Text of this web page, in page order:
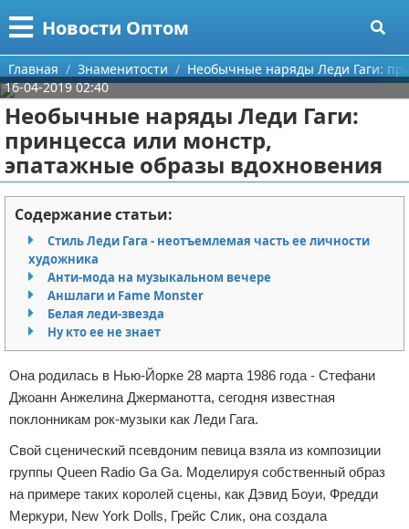
Новости Оптом
Меню
Главная
Категории
Информационные технологии
Автомобили
Знаменитости
Политика
Природа
Философия
Культура
Экономика
Разное
Поиск
О проекте
Контакты
Сотрудничество
Размещение рекламы
Для правообладателей
Условия предоставления информации
Отказ от ответственности
Главная Знаменитости
Необычные наряды Леди Гаги:
16-04-2019 02:40
Необычные наряды Леди Гаги:
принцесса или монстр,
эпатажные образы вдохновения
Содержание статьи:
Стиль Леди Гага - неотъемлемая часть ее личности
художника
Анти-мода на музыкальном вечере
Аншлаги и Fame Monster
Белая леди-звезда
Ну кто ее не знает
Она родилась в Нью-Йорке 28 марта 1986 года - Стефани
Джоанн Анжелина Джерманотта, сегодня известная
поклонникам рок-музыки как Леди Гага.
Свой сценический псевдоним певица взяла из композиции
группы Queen Radio Ga Ga. Моделируя собственный образ
на примере таких королей сцены, как Дэвид Боуи, Фредди
Меркури, New York Dolls, Грейс Слик, она создала